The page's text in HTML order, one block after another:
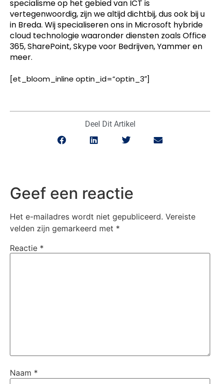
specialisme op het gebied van ICT is
vertegenwoordig, zijn we altijd dichtbij, dus ook bij u
in Breda. Wij specialiseren ons in Microsoft hybride
cloud technologie waaronder diensten zoals Office
365, SharePoint, Skype voor Bedrijven, Yammer en
meer.
[et_bloom_inline optin_id=”optin_3″]
Deel Dit Artikel
Geef een reactie
Het e-mailadres wordt niet gepubliceerd. Vereiste
velden zijn gemarkeerd met *
Reactie *
Naam *